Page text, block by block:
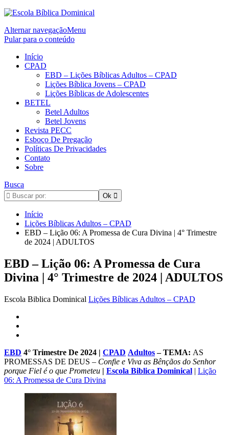
Alternar navegaçãoMenu
Pular para o conteúdo
Início
CPAD
EBD – Lições Bíblicas Adultos – CPAD
Lições Bíblica Jovens – CPAD
Lições Bíblicas de Adolescentes
BETEL
Betel Adultos
Betel Jovens
Revista PECC
Esboço De Pregação
Políticas De Privacidades
Contato
Sobre
Busca
Início
Lições Bíblicas Adultos – CPAD
EBD – Lição 06: A Promessa de Cura Divina | 4° Trimestre
de 2024 | ADULTOS
EBD – Lição 06: A Promessa de Cura
Divina | 4° Trimestre de 2024 | ADULTOS
Escola Biblica Dominical Lições Bíblicas Adultos – CPAD
EBD 4° Trimestre De 2024 | CPAD Adultos–TEMA: AS
PROMESSAS DE DEUS – Confie e Viva as Bênçãos do Senhor
porque Fiel é o que Prometeu | Escola Biblica Dominical | Lição
06: A Promessa de Cura Divina